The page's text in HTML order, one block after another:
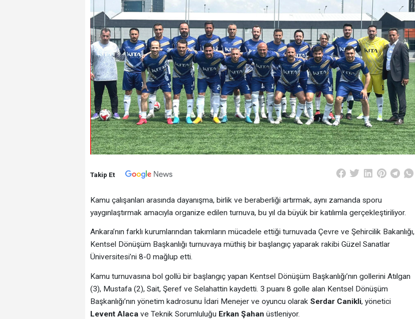
Takip Et
Kamu çalışanları arasında dayanışma, birlik ve beraberliği artırmak, aynı zamanda sporu
yaygınlaştırmak amacıyla organize edilen turnuva, bu yıl da büyük bir katılımla gerçekleştiriliyor.
Ankara’nın farklı kurumlarından takımların mücadele ettiği turnuvada Çevre ve Şehircilik Bakanlığı,
Kentsel Dönüşüm Başkanlığı turnuvaya müthiş bir başlangıç yaparak rakibi Güzel Sanatlar
Üniversitesi’ni 8-0 mağlup etti.
Kamu turnuvasına bol gollü bir başlangıç yapan Kentsel Dönüşüm Başkanlığı’nın gollerini Atılgan
(3), Mustafa (2), Sait, Şeref ve Selahattin kaydetti. 3 puanı 8 golle alan Kentsel Dönüşüm
Başkanlığı’nın yönetim kadrosunu İdari Menejer ve oyuncu olarak Serdar Canikli, yönetici
Levent Alacave Teknik Sorumluluğu Erkan Şahan üstleniyor.